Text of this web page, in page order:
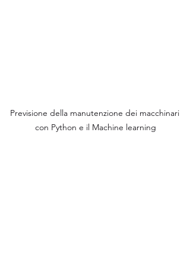
Previsione della manutenzione dei macchinari
con Python e il Machine learning